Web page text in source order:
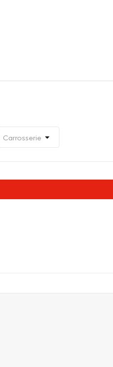
Carrosserie